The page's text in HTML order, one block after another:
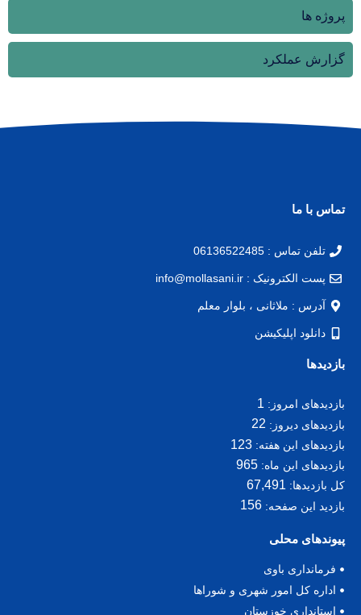
پروژه ها
گزارش عملکرد
پیوندهای محلی
فرمانداری باوی
اداره کل امور شهری و شوراها
استانداری خوزستان
بازدیدها
بازدیدهای امروز: 1
بازدیدهای دیروز: 22
بازدیدهای این هفته: 123
بازدیدهای این ماه: 965
کل بازدیدها: 67,491
بازدید این صفحه: 156
تماس با ما
تلفن تماس : 06136522485
پست الکترونیک : info@mollasani.ir
آدرس : ملاثانی ، بلوار معلم
دانلود اپلیکیشن